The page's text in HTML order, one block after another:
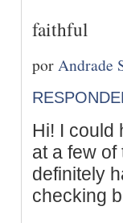
faithful
por Andrade
Hi! I could
at a few of
definitely
checking